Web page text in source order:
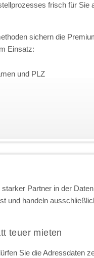
frisch für Sie
sichern die
Einsatz:
und PLZ
Partner in der
und handeln
teuer mieten
Sie die Adressdaten